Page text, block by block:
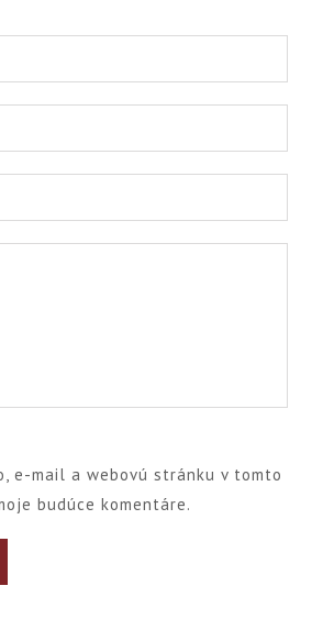
e-mail a webovú stránku v tomto
budúce komentáre.